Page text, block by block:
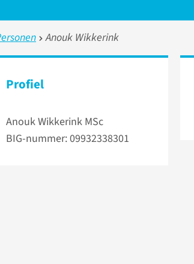
Anouk Wikkerink
Profiel
Anouk Wikkerink MSc
BIG-nummer: 09932338301